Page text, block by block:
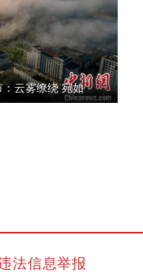
大美新疆
云雾缭绕 宛如
法信息举报